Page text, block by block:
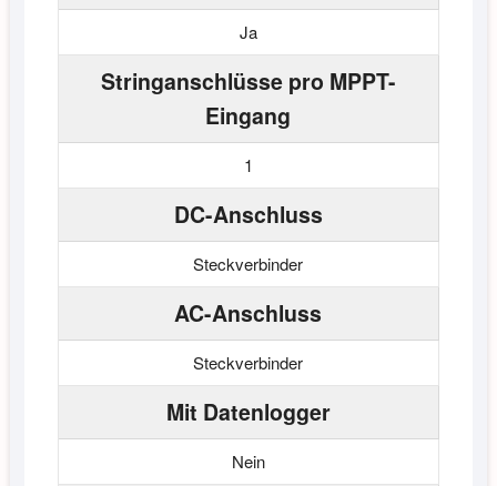
Ja
Stringanschlüsse pro MPPT-
Eingang
1
DC-Anschluss
Steckverbinder
AC-Anschluss
Steckverbinder
Mit Datenlogger
Nein